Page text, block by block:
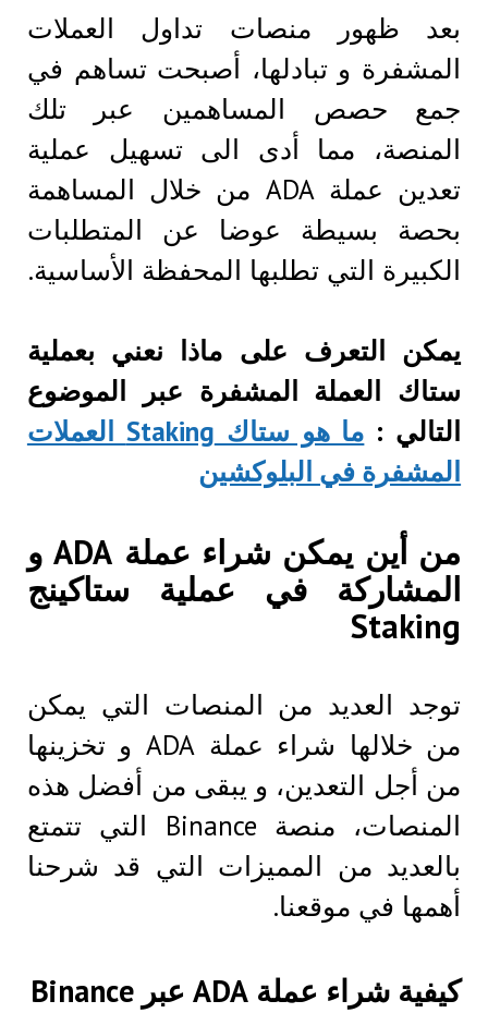
بعد ظهور منصات تداول العملات
المشفرة و تبادلها، أصبحت تساهم في
جمع حصص المساهمين عبر تلك
المنصة، مما أدى الى تسهيل عملية
تعدين عملة ADA من خلال المساهمة
بحصة بسيطة عوضا عن المتطلبات
الكبيرة التي تطلبها المحفظة الأساسية.
يمكن التعرف على ماذا نعني بعملية
ستاك العملة المشفرة عبر الموضوع
التالي :
ما هو ستاك Staking العملات
المشفرة في البلوكشين
من أين يمكن شراء عملة ADA و
المشاركة في عملية ستاكينج
Staking
توجد العديد من المنصات التي يمكن
من خلالها شراء عملة ADA و تخزينها
من أجل التعدين، و يبقى من أفضل هذه
المنصات، منصة Binance التي تتمتع
بالعديد من المميزات التي قد شرحنا
أهمها في موقعنا.
كيفية شراء عملة ADA عبر Binance